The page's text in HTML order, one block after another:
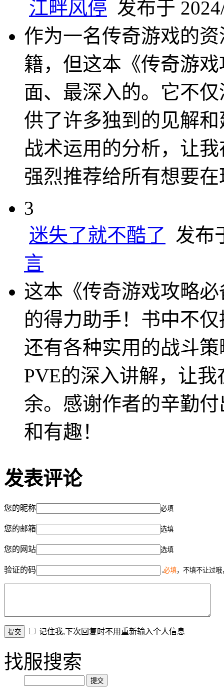
江畔风停 发布于
作为一名传奇游戏的
籍，但这本《传奇游
面、最深入的。它不
供了许多独到的见解
战术运用的分析，让
强烈推荐给所有想要
3
迷失了就不酷了 发布
言
这本《传奇游戏攻略
的得力助手！书中不
还有各种实用的战斗
PVE的深入讲解，让
余。感谢作者的辛勤
和有趣！
发表评论
您的昵称 必填
您的邮箱 选填
您的网站 选填
验证的码 必填，不填不让过
记住我,下次回复时不用重新输入个人信息
找服搜索